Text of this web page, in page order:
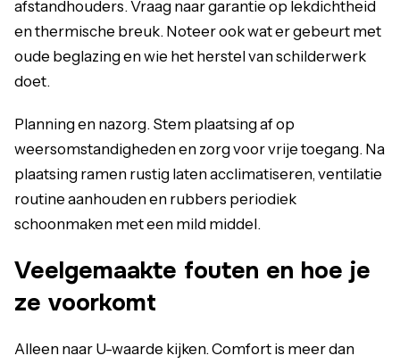
afstandhouders. Vraag naar garantie op lekdichtheid
en thermische breuk. Noteer ook wat er gebeurt met
oude beglazing en wie het herstel van schilderwerk
doet.
Planning en nazorg. Stem plaatsing af op
weersomstandigheden en zorg voor vrije toegang. Na
plaatsing ramen rustig laten acclimatiseren, ventilatie
routine aanhouden en rubbers periodiek
schoonmaken met een mild middel.
Veelgemaakte fouten en hoe je
ze voorkomt
Alleen naar U-waarde kijken. Comfort is meer dan